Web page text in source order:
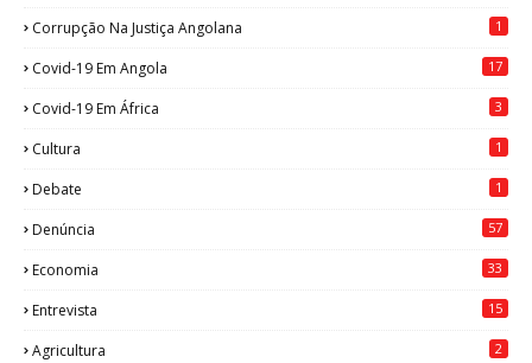
Corrupção Na Justiça Angolana 1
Covid-19 Em Angola 17
Covid-19 Em África 3
Cultura 1
Debate 1
Denúncia 57
Economia 33
Entrevista 15
Agricultura 2